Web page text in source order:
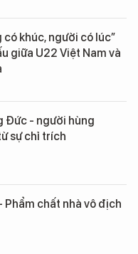
có khúc, người có lúc”
giữa U22 Việt Nam và
Đức - người hùng
sự chỉ trích
Phẩm chất nhà vô địch